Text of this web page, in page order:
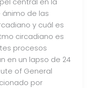
de las
y cuál es
circadiano es
procesos
en un lapso de 24
of General
por